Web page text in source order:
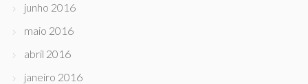
junho 2016
maio 2016
abril 2016
janeiro 2016